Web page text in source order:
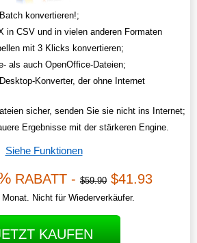
konvertieren!;
in CSV und in vielen anderen Formaten
mit 3 Klicks konvertieren;
als auch OpenOffice-Dateien;
Konverter, der ohne Internet
sicher, senden Sie sie nicht ins Internet;
Ergebnisse mit der stärkeren Engine.
Siehe Funktionen
RABATT - $59.90 $41.93
Nicht für Wiederverkäufer.
KAUFEN